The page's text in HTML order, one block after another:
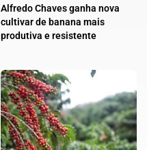
Alfredo Chaves ganha nova
cultivar de banana mais
produtiva e resistente